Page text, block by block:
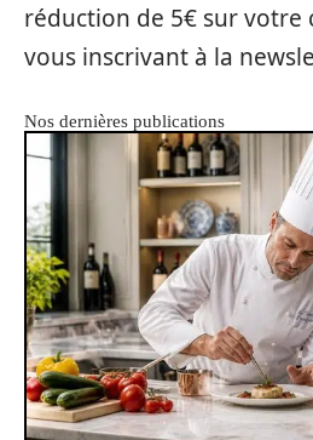
réduction de 5€ sur votre
vous inscrivant à la
Nos dernières publications